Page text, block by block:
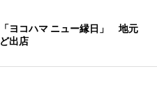
ヨコハマ ニュー縁日」 地元
出店